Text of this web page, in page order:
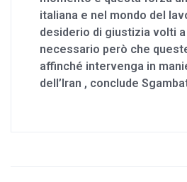
italiana e nel mondo del
desiderio di giustizia volti
necessario però che
affinché intervenga in
dell’Iran , conclude